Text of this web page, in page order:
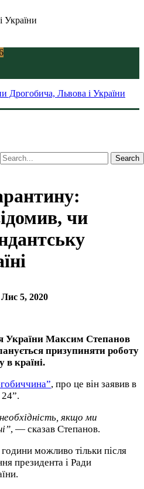
України
Дрогобича, Львова і України
чи
Лис 5, 2020
України Максим Степанов
призупиняти роботу
в країні.
, про це він заявив в
24”.
якщо ми
, — сказав Степанов.
можливо тільки після
президента і Ради